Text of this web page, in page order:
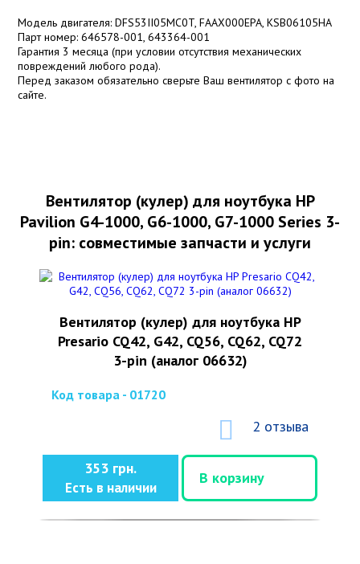
Модель двигателя: DFS53II05MC0T, FAAX000EPA, KSB06105HA
Парт номер: 646578-001, 643364-001
Гарантия 3 месяца (при условии отсутствия механических
повреждений любого рода).
Перед заказом обязательно сверьте Ваш вентилятор с фото на
сайте.
Вентилятор (кулер) для ноутбука HP
Pavilion G4-1000, G6-1000, G7-1000 Series 3-
pin: совместимые запчасти и услуги
Вентилятор (кулер) для ноутбука HP
Presario CQ42, G42, CQ56, CQ62, CQ72
3-pin (аналог 06632)
Код товара - 01720
2 отзыва
353 грн.
Есть в наличии
В корзину